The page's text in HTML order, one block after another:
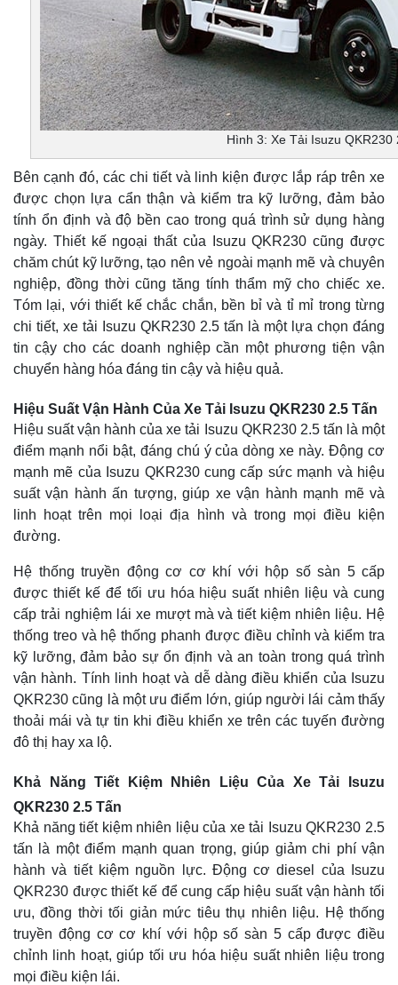
Hình 3: Xe Tải Isuzu QKR230
Bên cạnh đó, các chi tiết và linh kiện được lắp ráp trên xe
được chọn lựa cẩn thận và kiểm tra kỹ lưỡng, đảm bảo
tính ổn định và độ bền cao trong quá trình sử dụng hàng
ngày. Thiết kế ngoại thất của Isuzu QKR230 cũng được
chăm chút kỹ lưỡng, tạo nên vẻ ngoài mạnh mẽ và chuyên
nghiệp, đồng thời cũng tăng tính thẩm mỹ cho chiếc xe.
Tóm lại, với thiết kế chắc chắn, bền bỉ và tỉ mỉ trong từng
chi tiết, xe tải Isuzu QKR230 2.5 tấn là một lựa chọn đáng
tin cậy cho các doanh nghiệp cần một phương tiện vận
chuyển hàng hóa đáng tin cậy và hiệu quả.
Hiệu Suất Vận Hành Của Xe Tải Isuzu QKR230 2.5 Tấn
Hiệu suất vận hành của xe tải Isuzu QKR230 2.5 tấn là một
điểm mạnh nổi bật, đáng chú ý của dòng xe này. Động cơ
mạnh mẽ của Isuzu QKR230 cung cấp sức mạnh và hiệu
suất vận hành ấn tượng, giúp xe vận hành mạnh mẽ và
linh hoạt trên mọi loại địa hình và trong mọi điều kiện
đường.
Hệ thống truyền động cơ cơ khí với hộp số sàn 5 cấp
được thiết kế để tối ưu hóa hiệu suất nhiên liệu và cung
cấp trải nghiệm lái xe mượt mà và tiết kiệm nhiên liệu. Hệ
thống treo và hệ thống phanh được điều chỉnh và kiểm tra
kỹ lưỡng, đảm bảo sự ổn định và an toàn trong quá trình
vận hành. Tính linh hoạt và dễ dàng điều khiển của Isuzu
QKR230 cũng là một ưu điểm lớn, giúp người lái cảm thấy
thoải mái và tự tin khi điều khiển xe trên các tuyến đường
đô thị hay xa lộ.
Khả Năng Tiết Kiệm Nhiên Liệu Của Xe Tải Isuzu
QKR230 2.5 Tấn
Khả năng tiết kiệm nhiên liệu của xe tải Isuzu QKR230 2.5
tấn là một điểm mạnh quan trọng, giúp giảm chi phí vận
hành và tiết kiệm nguồn lực. Động cơ diesel của Isuzu
QKR230 được thiết kế để cung cấp hiệu suất vận hành tối
ưu, đồng thời tối giản mức tiêu thụ nhiên liệu. Hệ thống
truyền động cơ cơ khí với hộp số sàn 5 cấp được điều
chỉnh linh hoạt, giúp tối ưu hóa hiệu suất nhiên liệu trong
mọi điều kiện lái.